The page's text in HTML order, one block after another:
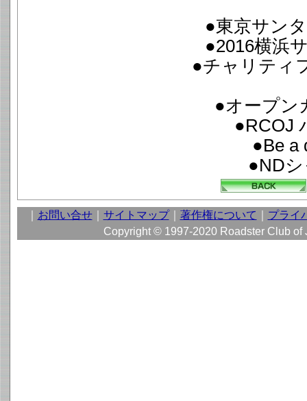
●東京サン
●2016横浜
●チャリティ
●オープン
●RCOJ
●Be a
●ND
お問い合せ｜ サイトマップ｜ 著作権について
プライ
Copyright © 1997-2020 Roadster Club of